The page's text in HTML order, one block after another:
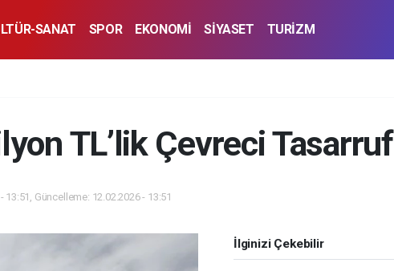
SANAT SPOR EKONOMİ SİYASET TURİZM
TL’lik Çevreci Tasarruf
13:51, Güncelleme: 12.02.2026 - 13:51
İlginizi Çekebilir